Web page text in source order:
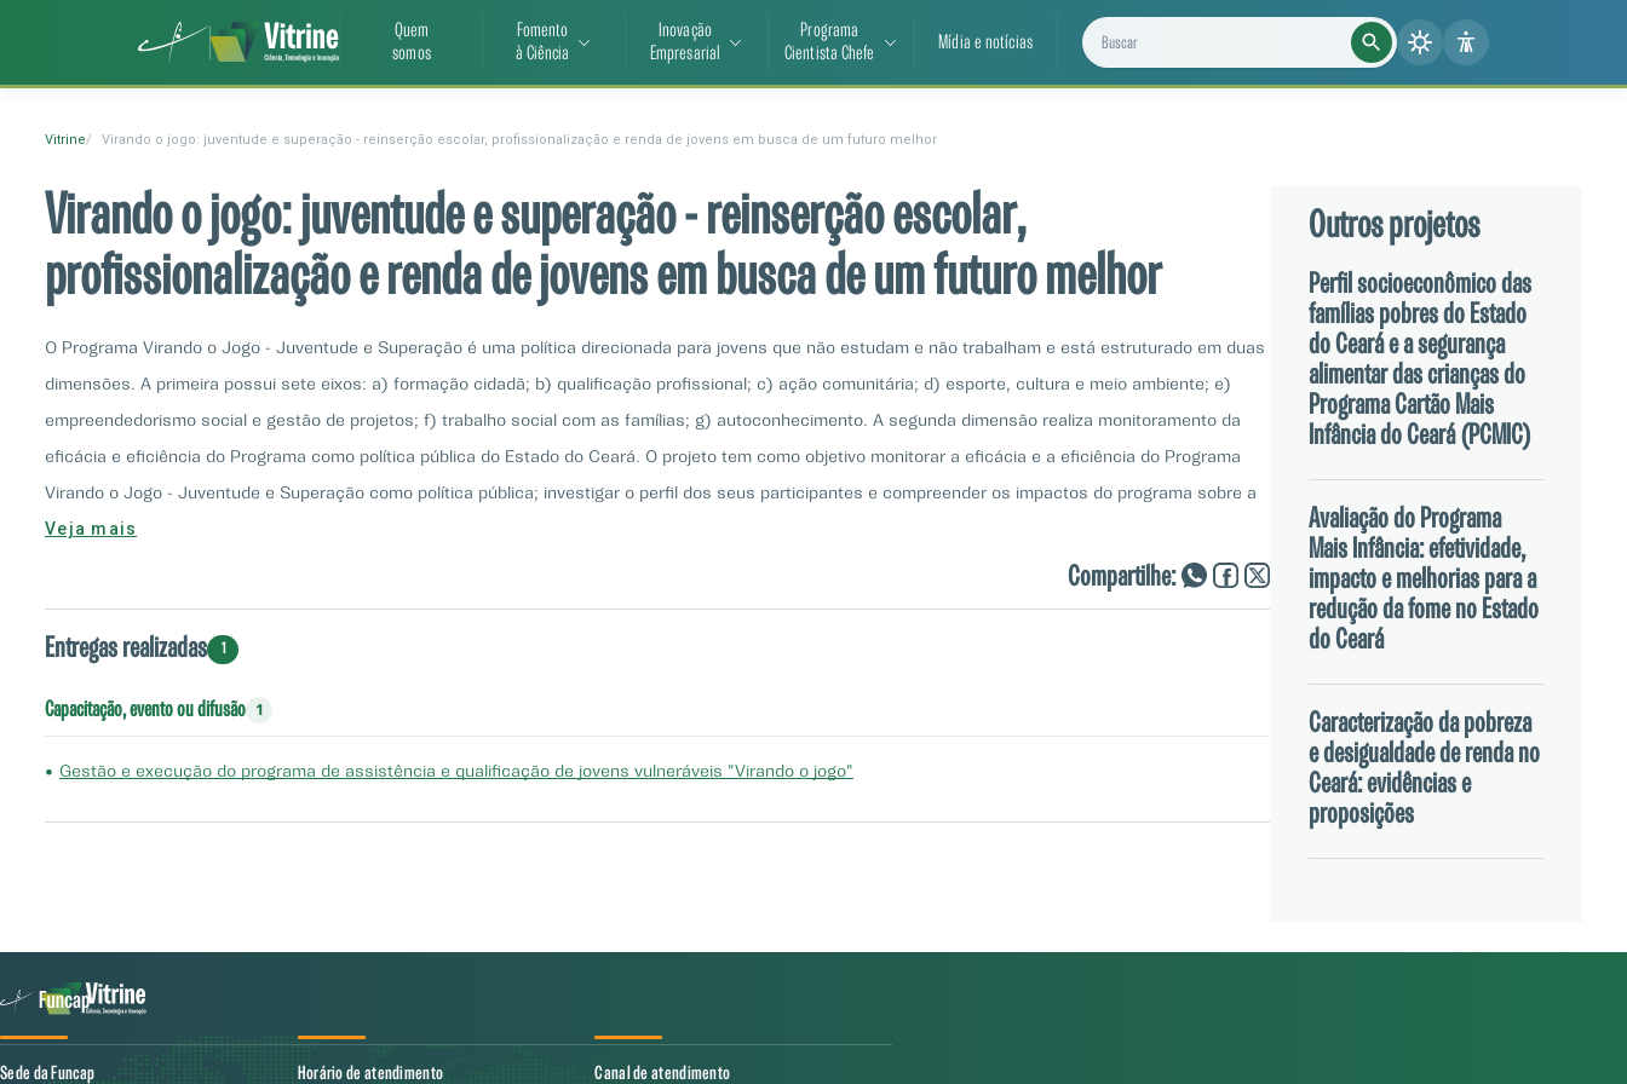
Quem
somos
Fomento
à Ciência
Inovação
Empresarial
Programa
Cientista Chefe
Mídia e notícias Buscar projetos, notícias e cientistas
Vitrine Virando o jogo: juventude e superação - reinserção escolar, profissionalização e renda de jovens em busca de um futuro melhor
Virando o jogo: juventude e superação - reinserção escolar,
profissionalização e renda de jovens em busca de um futuro melhor
O Programa Virando o Jogo - Juventude e Superação é uma política direcionada para jovens que não estudam e não trabalham e está estruturado em duas
dimensões. A primeira possui sete eixos: a) formação cidadã; b) qualificação profissional; c) ação comunitária; d) esporte, cultura e meio ambiente; e)
empreendedorismo social e gestão de projetos; f) trabalho social com as famílias; g) autoconhecimento. A segunda dimensão realiza monitoramento da
eficácia e eficiência do Programa como política pública do Estado do Ceará. O projeto tem como objetivo monitorar a eficácia e a eficiência do Programa
Virando o Jogo - Juventude e Superação como política pública; investigar o perfil dos seus participantes e compreender os impactos do programa sobre a
vida e as perspectivas desses jovens. Os resultados esperados são decorrentes da execução das atividades previstas, bem como outros que venham a
ser estabelecidos em comum acordo entre os participantes conforme oportunidade e conveniência, para concretização do objeto desta parceria. Com os
a abandonaram. Este monitoramento também ajudará a entender, no longo prazo, os aspectos positivos e lições aprendidas durante todo o processo.
Veja mais
Compartilhe:
Entregas realizadas 1
Capacitação, evento ou difusão 1
• Gestão e execução do programa de assistência e qualificação de jovens vulneráveis "Virando o jogo"
Outros projetos
Perfil socioeconômico das
famílias pobres do Estado
do Ceará e a segurança
alimentar das crianças do
Programa Cartão Mais
Infância do Ceará (PCMIC)
Avaliação do Programa
Mais Infância: efetividade,
impacto e melhorias para a
redução da fome no Estado
do Ceará
Caracterização da pobreza
e desigualdade de renda no
Ceará: evidências e
proposições
Sede da Funcap Horário de atendimento Canal de atendimento